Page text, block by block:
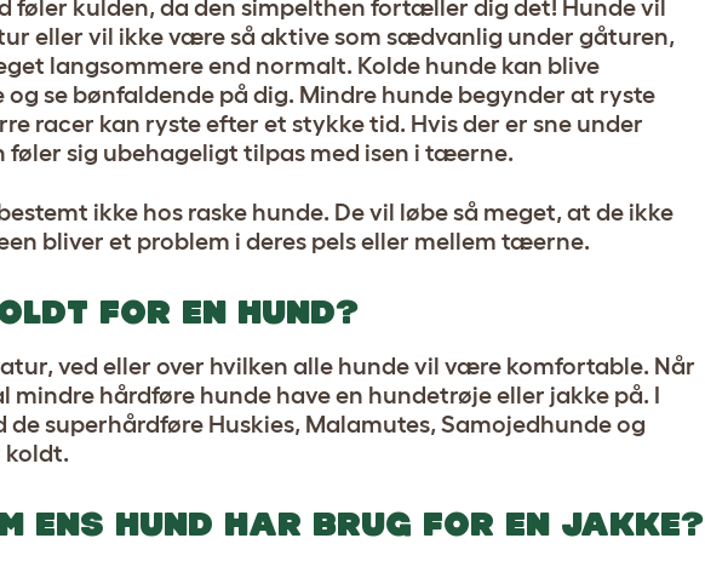
føler kulden, da den simpelthen fortæller dig det! Hunde vil
eller vil ikke være så aktive som sædvanlig under gåturen,
langsommere end normalt. Kolde hunde kan blive
se bønfaldende på dig. Mindre hunde begynder at ryste
racer kan ryste efter et stykke tid. Hvis der er sne under
føler sig ubehageligt tilpas med isen i tæerne.
ikke hos raske hunde. De vil løbe så meget, at de ikke
bliver et problem i deres pels eller mellem tæerne.
FOR EN HUND?
ved eller over hvilken alle hunde vil være komfortable. Når
mindre hårdføre hunde have en hundetrøje eller jakke på. I
superhårdføre Huskies, Malamutes, Samojedhunde og
koldt.
ENS HUND HAR BRUG FOR EN JAKKE?